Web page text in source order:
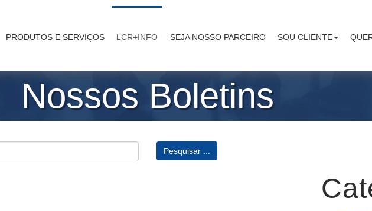
PRODUTOS E SERVIÇOS LCR+INFO SEJA NOSSO PARCEIRO SOU CLIENTE
Nossos Boletins